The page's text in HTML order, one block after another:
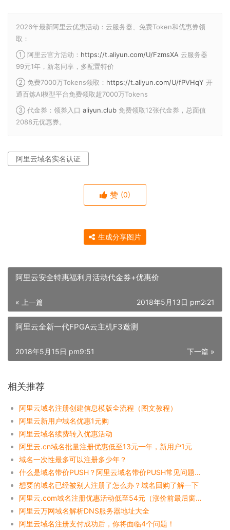
2026年最新阿里云优惠活动：云服务器、免费Token和优惠券领
取：
① 阿里云官方活动： https://t.aliyun.com/U/FzmsXA 云服务器
99元1年，新老同享，多配置特价
② 免费7000万Tokens领取： https://t.aliyun.com/U/fPVHqY 开
通百炼AI模型平台免费领取超7000万Tokens
③ 代金券：领券入口 aliyun.club 免费领取12张代金券，总面值
2088元优惠券。
阿里云域名实名认证
赞 (0)
生成分享图片
阿里云安全特惠福利月活动代金券+优惠价
« 上一篇 2018年5月13日 pm2:21
阿里云全新一代FPGA云主机F3邀测
下一篇 »
2018年5月15日 pm9:51
相关推荐
阿里云域名注册创建信息模版全流程（图文教程）
阿里云新用户域名优惠1元购
阿里云域名续费转入优惠活动
阿里云.cn域名批量注册优惠低至13元一年，新用户1元
域名一次性最多可以注册多少年？
什么是域名带价PUSH？阿里云域名带价PUSH常见问题解答
想要的域名已经被别人注册了怎么办？域名回购了解一下
阿里云.com域名注册优惠活动低至54元（涨价前最后窗口）
阿里云万网域名解析DNS服务器地址大全
阿里云域名注册支付成功后，你将面临4个问题！